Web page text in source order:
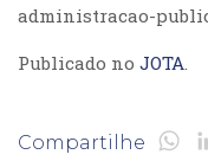
administracao-
Publicado no JOTA.
Compartilhe